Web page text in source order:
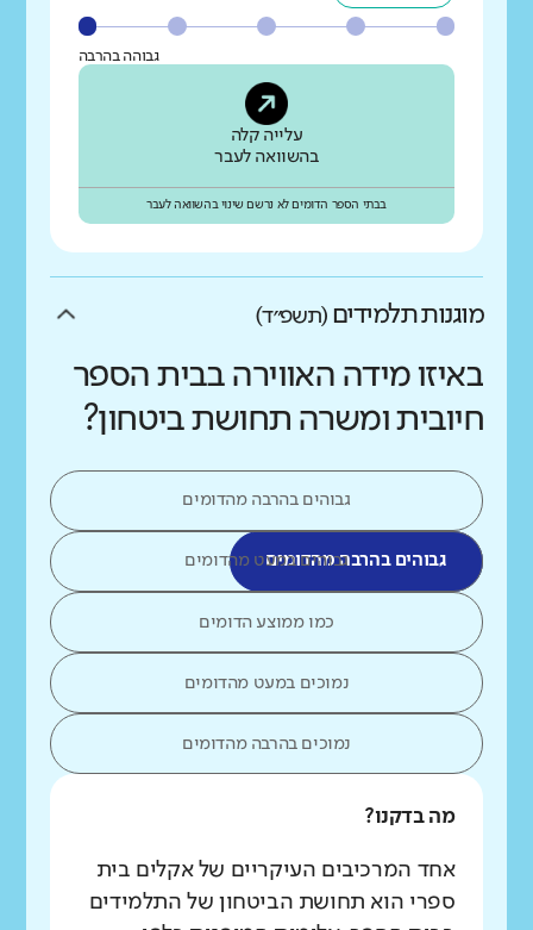
גבוהה בהרבה
עלייה קלה
בהשוואה לעבר
בבתי הספר הדומים לא נרשם שינוי בהשוואה לעבר
מוגנות תלמידים (תשפ״ד)
באיזו מידה האווירה בבית הספר
חיובית ומשרה תחושת ביטחון?
גבוהים בהרבה מהדומים
גבוהים בהרבה מהדומיםגבוהים במעט מהדומים
כמו ממוצע הדומים
נמוכים במעט מהדומים
נמוכים בהרבה מהדומים
מה בדקנו?
אחד המרכיבים העיקריים של אקלים בית
ספרי הוא תחושת הביטחון של התלמידים